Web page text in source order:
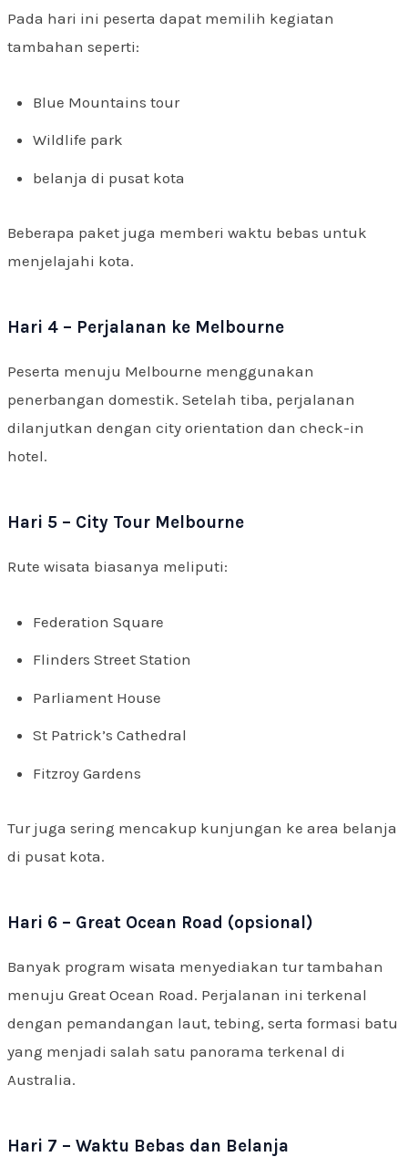
Pada hari ini peserta dapat memilih kegiatan
tambahan seperti:
Blue Mountains tour
Wildlife park
belanja di pusat kota
Beberapa paket juga memberi waktu bebas untuk
menjelajahi kota.
Hari 4 – Perjalanan ke Melbourne
Peserta menuju Melbourne menggunakan
penerbangan domestik. Setelah tiba, perjalanan
dilanjutkan dengan city orientation dan check-in
hotel.
Hari 5 – City Tour Melbourne
Rute wisata biasanya meliputi:
Federation Square
Flinders Street Station
Parliament House
St Patrick’s Cathedral
Fitzroy Gardens
Tur juga sering mencakup kunjungan ke area belanja
di pusat kota.
Hari 6 – Great Ocean Road (opsional)
Banyak program wisata menyediakan tur tambahan
menuju Great Ocean Road. Perjalanan ini terkenal
dengan pemandangan laut, tebing, serta formasi batu
yang menjadi salah satu panorama terkenal di
Australia.
Hari 7 – Waktu Bebas dan Belanja